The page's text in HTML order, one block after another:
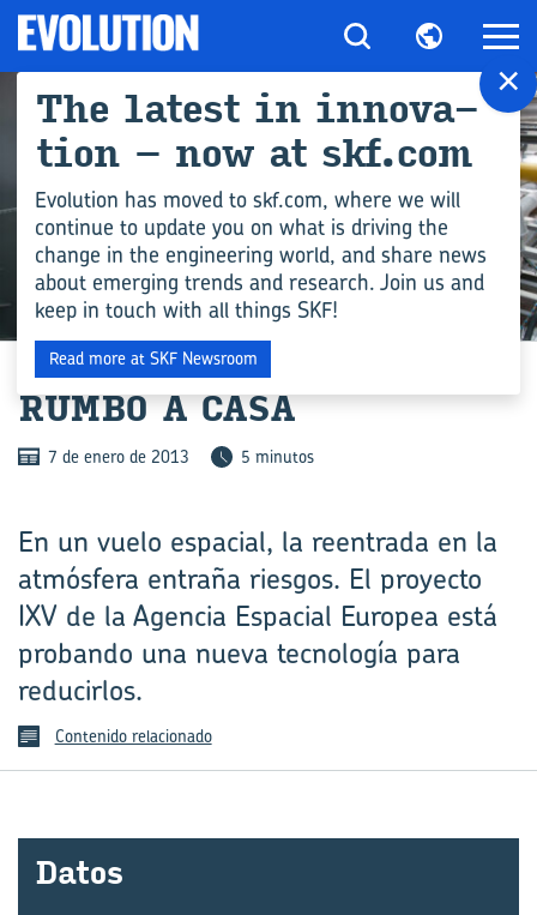
INDUSTRIA
RUMBO A CASA
7 de enero de 2013 5 minutos
En un vuelo espacial, la reentrada en la
atmósfera entraña riesgos. El proyecto
IXV de la Agencia Espacial Europea está
probando una nueva tecnología para
reducirlos.
Contenido relacionado
Datos
×
The la­test in in­no­va­
tion – now at skf.com
Evolution has moved to skf.com, where we will
continue to update you on what is driving the
change in the engineering world, and share news
about emerging trends and research. Join us and
keep in touch with all things SKF!
Read more at SKF Newsroom